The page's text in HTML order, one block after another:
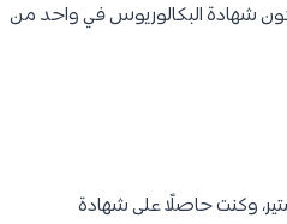
شهادة البكالوريوس في واحد من
وكنت حاصلًا على شهادة